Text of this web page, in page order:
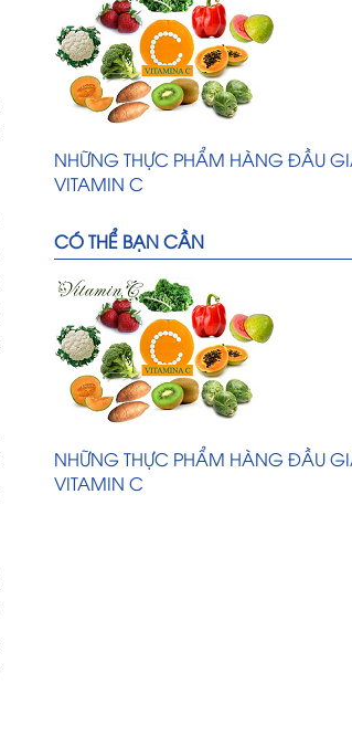
NHỮNG THỰC PHẨM HÀNG ĐẦU
VITAMIN C
HƯỚNG DẪN BỔ SUNG THỰC HÀNH
SẢN XUẤT TỐT (GMP)
CÓ THỂ BẠN CẦN
THỰC PHẨM NÀO TỐT CHO NGƯỜI
TIỂU ĐƯỜNG?
NHỮNG THỰC PHẨM HÀNG ĐẦU
VITAMIN C